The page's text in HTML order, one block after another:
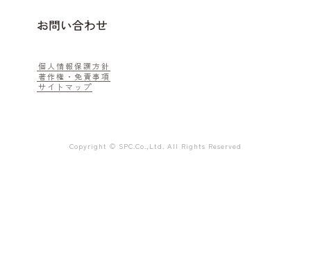
お問い合わせ
個人情報保護方針
著作権・免責事項
サイトマップ
Copyright © SPC.Co.,Ltd. All Rights Reserved